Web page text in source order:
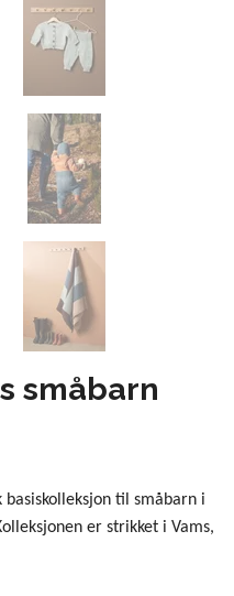
småbarn
basiskolleksjon til småbarn i
er strikket i Vams,